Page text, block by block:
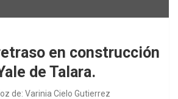
en construcción
de Talara.
de: Varinia Cielo Gutierrez